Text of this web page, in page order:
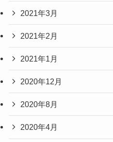
2021年3月
2021年2月
2021年1月
2020年12月
2020年8月
2020年4月